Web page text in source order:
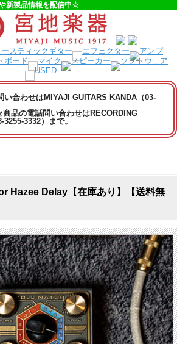
新製品情報を配信中☆
い合わせはMIYAJI GUITARS KANDA（03-
商品の電話問い合わせはRECORDING
3332）まで。
Hazee Delay【在庫あり】【送料無